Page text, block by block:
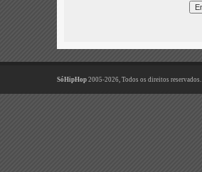
SóHipHop 2005-2026, Todos os direitos reservados.